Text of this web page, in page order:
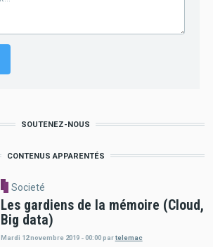
SOUTENEZ-NOUS
CONTENUS APPARENTÉS
Societé
Les gardiens de la mémoire (Cloud,
Big data)
Mardi 12 novembre 2019 - 00:00 partelemac